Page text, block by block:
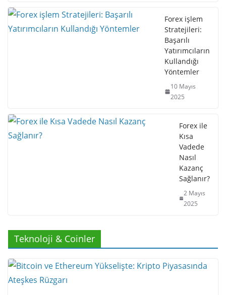
Forex işlem
Stratejileri:
Başarılı
Yatırımcıların
Kullandığı
Yöntemler
10 Mayıs
2025
Forex ile
Kısa
Vadede
Nasıl
Kazanç
Sağlanır?
2 Mayıs
2025
Teknoloji & Coinler